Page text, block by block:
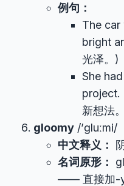
例句：
The
bright
光泽。)
She
project.
新想法
gloomy /’ɡluːmi/
中文释义：
名词原形：
—— 直接加-y